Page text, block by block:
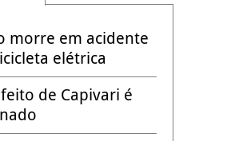
morre em acidente
elétrica
de Capivari é